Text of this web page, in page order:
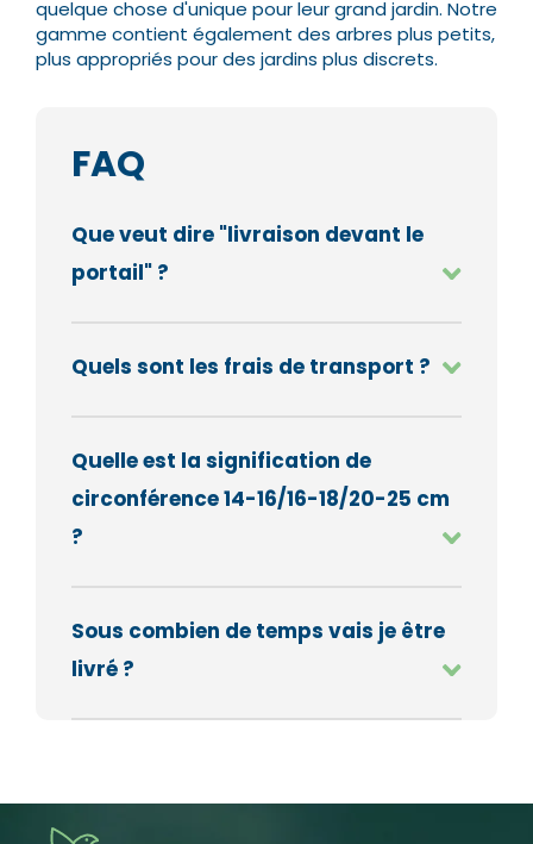
quelque chose d'unique pour leur grand jardin. Notre
gamme contient également des arbres plus petits,
plus appropriés pour des jardins plus discrets.
FAQ
Que veut dire "livraison devant le
portail" ?
Quels sont les frais de transport ?
Quelle est la signification de
circonférence 14-16/16-18/20-25 cm
?
Sous combien de temps vais je être
livré ?